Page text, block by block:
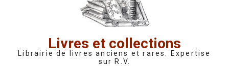
Livres et collections
Librairie de livres anciens et rares. Expertise
sur R.V.